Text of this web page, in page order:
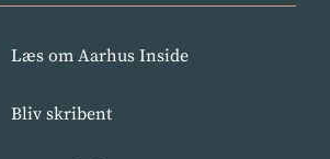
Læs om Aarhus Inside
Bliv skribent